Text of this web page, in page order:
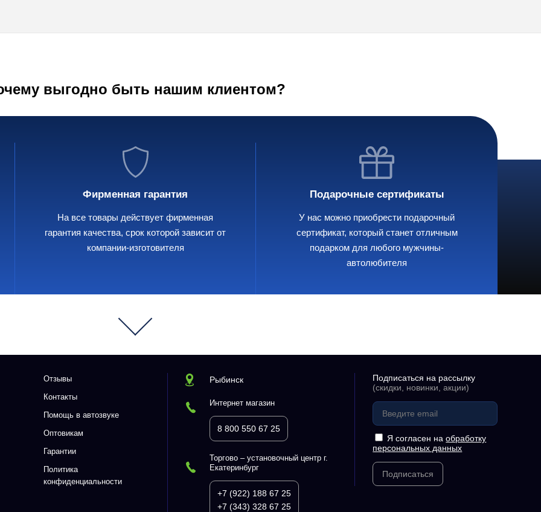
выгодно быть нашим клиентом?
Фирменная гарантия
На все товары действует фирменная
гарантия качества, срок которой зависит от
компании-изготовителя
Подарочные сертификаты
У нас можно приобрести подарочный
сертификат, который станет отличным
подарком для любого мужчины-
автолюбителя
Отзывы
Контакты
Помощь в автозвуке
Оптовикам
Гарантии
Политика
конфиденциальности
Рыбинск
Интернет магазин
8 800 550 67 25
Торгово – установочный центр г.
Екатеринбург
+7 (922) 188 67 25
+7 (343) 328 67 25
Подписаться на рассылку
(скидки, новинки, акции)
Я согласен наобработку
персональных данных
Подписаться